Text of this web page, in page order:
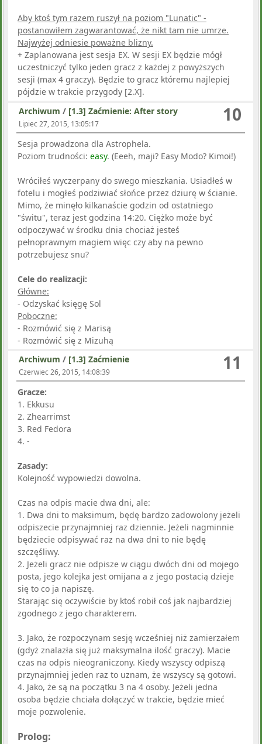
Aby ktoś tym razem ruszył na poziom "Lunatic" -
postanowiłem zagwarantować, że nikt tam nie umrze.
Najwyżej odniesie poważne blizny.
+ Zaplanowana jest sesja EX. W sesji EX będzie mógł
uczestniczyć tylko jeden gracz z każdej z powyższych
sesji (max 4 graczy). Będzie to gracz któremu najlepiej
pójdzie w trakcie przygody [2.X].
10
Archiwum / [1.3] Zaćmienie: After story
Lipiec 27, 2015, 13:05:17
Sesja prowadzona dla Astrophela.
Poziom trudności: easy. (Eeeh, maji? Easy Modo? Kimoi!)
Wróciłeś wyczerpany do swego mieszkania. Usiadłeś w
fotelu i mogłeś podziwiać słońce przez dziurę w ścianie.
Mimo, że minęło kilkanaście godzin od ostatniego
"świtu", teraz jest godzina 14:20. Ciężko może być
odpoczywać w środku dnia chociaż jesteś
pełnoprawnym magiem więc czy aby na pewno
potrzebujesz snu?
Cele do realizacji:
Główne:
- Odzyskać księgę Sol
Poboczne:
- Rozmówić się z Marisą
- Rozmówić się z Mizuhą
11
Archiwum / [1.3] Zaćmienie
Czerwiec 26, 2015, 14:08:39
Gracze:
1. Ekkusu
2. Zhearrimst
3. Red Fedora
4. -
Zasady:
Kolejność wypowiedzi dowolna.
Czas na odpis macie dwa dni, ale:
1. Dwa dni to maksimum, będę bardzo zadowolony jeżeli
odpiszecie przynajmniej raz dziennie. Jeżeli nagminnie
będziecie odpisywać raz na dwa dni to nie będę
szczęśliwy.
2. Jeżeli gracz nie odpisze w ciągu dwóch dni od mojego
posta, jego kolejka jest omijana a z jego postacią dzieje
się to co ja napiszę.
Starając się oczywiście by ktoś robił coś jak najbardziej
zgodnego z jego charakterem.
3. Jako, że rozpoczynam sesję wcześniej niż zamierzałem
(gdyż znalazła się już maksymalna ilość graczy). Macie
czas na odpis nieograniczony. Kiedy wszyscy odpiszą
przynajmniej jeden raz to uznam, że wszyscy są gotowi.
4. Jako, że są na początku 3 na 4 osoby. Jeżeli jedna
osoba będzie chciała dołączyć w trakcie, będzie mieć
moje pozwolenie.
Prolog: